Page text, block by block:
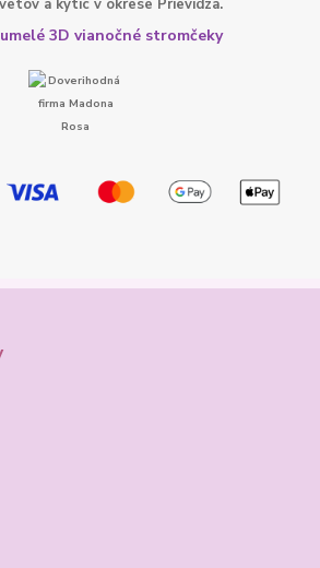
a kytíc v okrese Prievidza.
3D vianočné stromčeky